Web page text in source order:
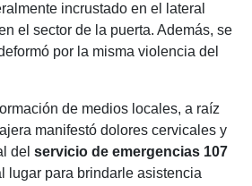
incrustado en el lateral
el sector de la puerta. Además, se
por la misma violencia del
de medios locales, a raíz
manifestó dolores cervicales y
del servicio de emergencias 107
lugar para brindarle asistencia